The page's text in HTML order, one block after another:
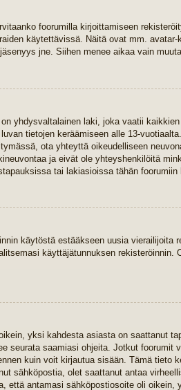
foorumilla kirjoittamiseen
käytettävissä. Näitä ovat mm.
jne. Siihen menee aikaa vain
yhdysvaltalainen laki, joka vaatii
tietojen keräämiseen alle 13-
ota yhteyttä oikeudelliseen
ja eivät ole yhteyshenkilöitä
tai lakiasioissa tähän foorumiin
käytöstä estääkseen uusia vierailijoita
käyttäjätunnuksen rekisteröinnin.
yksi kahdesta asiasta on saattanut
seurata saamiasi ohjeita. Jotkut foorumit
kuin voit kirjautua sisään. Tämä tieto
sähköpostia, olet saattanut antaa
että antamasi sähköpostiosoite oli oikein,